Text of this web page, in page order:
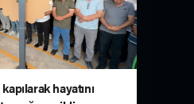
hayatını